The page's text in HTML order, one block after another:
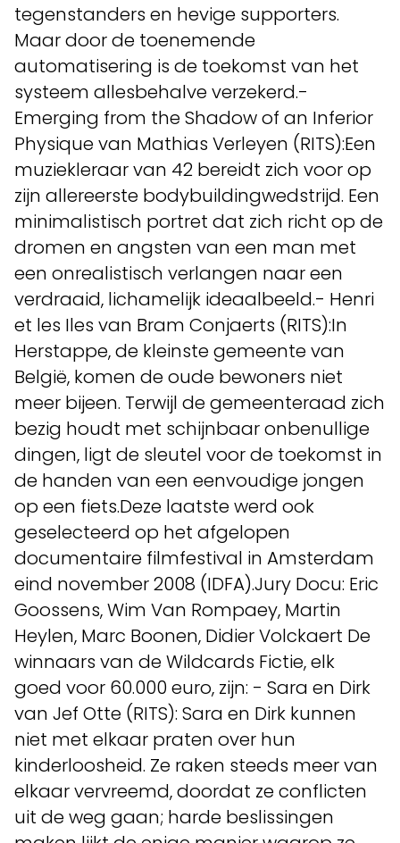
tegenstanders en hevige supporters.
Maar door de toenemende
automatisering is de toekomst van het
systeem allesbehalve verzekerd.-
Emerging from the Shadow of an Inferior
Physique van Mathias Verleyen (RITS):Een
muziekleraar van 42 bereidt zich voor op
zijn allereerste bodybuildingwedstrijd. Een
minimalistisch portret dat zich richt op de
dromen en angsten van een man met
een onrealistisch verlangen naar een
verdraaid, lichamelijk ideaalbeeld.- Henri
et les Iles van Bram Conjaerts (RITS):In
Herstappe, de kleinste gemeente van
België, komen de oude bewoners niet
meer bijeen. Terwijl de gemeenteraad zich
bezig houdt met schijnbaar onbenullige
dingen, ligt de sleutel voor de toekomst in
de handen van een eenvoudige jongen
op een fiets.Deze laatste werd ook
geselecteerd op het afgelopen
documentaire filmfestival in Amsterdam
eind november 2008 (IDFA).Jury Docu: Eric
Goossens, Wim Van Rompaey, Martin
Heylen, Marc Boonen, Didier Volckaert De
winnaars van de Wildcards Fictie, elk
goed voor 60.000 euro, zijn: - Sara en Dirk
van Jef Otte (RITS): Sara en Dirk kunnen
niet met elkaar praten over hun
kinderloosheid. Ze raken steeds meer van
elkaar vervreemd, doordat ze conflicten
uit de weg gaan; harde beslissingen